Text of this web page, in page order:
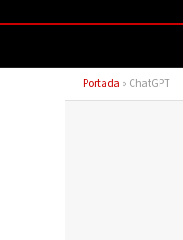
Portada » ChatGPT